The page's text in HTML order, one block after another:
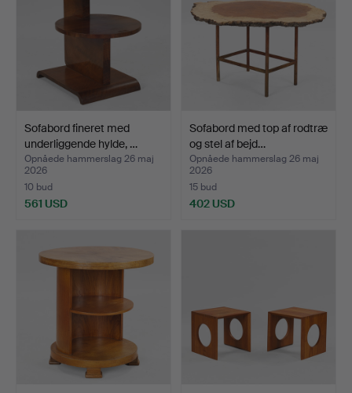
Sofabord fineret med
underliggende hylde, …
Opnåede hammerslag 26 maj
2026
10 bud
561 USD
Sofabord med top af rodtræ
og stel af bejd…
Opnåede hammerslag 26 maj
2026
15 bud
402 USD